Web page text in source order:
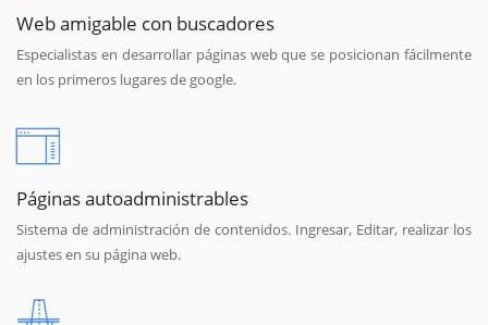
Web amigable con buscadores
Especialistas en desarrollar páginas web que se posicionan fácilmente
en los primeros lugares de google.
Páginas autoadministrables
Sistema de administración de contenidos. Ingresar, Editar, realizar los
ajustes en su página web.